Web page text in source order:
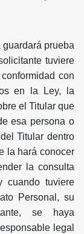
prueba
tuviere
con
en la Ley, la
el Titular que
esa persona o
Titular dentro
la hará conocer
la consulta
cuando tuviere
Personal, su
se haya
legal